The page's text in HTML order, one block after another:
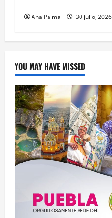
Ana Palma 30 julio, 2026
YOU MAY HAVE MISSED